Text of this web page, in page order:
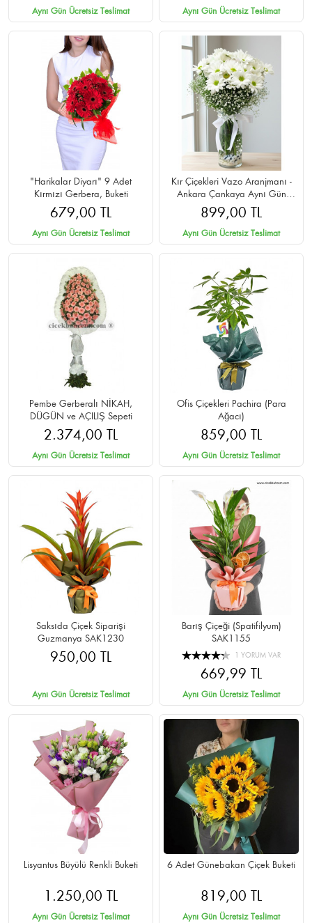
Aynı Gün Ücretsiz Teslimat Aynı Gün Ücretsiz Teslimat
"Harikalar Diyarı" 9 Adet
Kırmızı Gerbera, Buketi
679,00 TL
Aynı Gün Ücretsiz Teslimat
Kır Çiçekleri Vazo Aranjmanı -
Ankara Çankaya Aynı Gün
Teslim
899,00 TL
Aynı Gün Ücretsiz Teslimat
Pembe Gerberalı NİKAH,
DÜGÜN ve AÇILIŞ Sepeti
2.374,00 TL
Aynı Gün Ücretsiz Teslimat
Ofis Çiçekleri Pachira (Para
Ağacı)
859,00 TL
Aynı Gün Ücretsiz Teslimat
Saksıda Çiçek Siparişi
Guzmanya SAK1230
950,00 TL
Aynı Gün Ücretsiz Teslimat
Barış Çiçeği (Spatifilyum)
SAK1155
1 YORUM VAR
669,99 TL
Aynı Gün Ücretsiz Teslimat
Lisyantus Büyülü Renkli Buketi
1.250,00 TL
Aynı Gün Ücretsiz Teslimat
6 Adet Günebakan Çiçek Buketi
819,00 TL
Aynı Gün Ücretsiz Teslimat